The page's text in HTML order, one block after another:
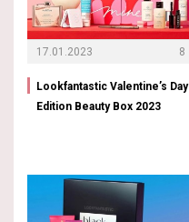
17.01.2023 8
Lookfantastic Valentine’s Day
Edition Beauty Box 2023